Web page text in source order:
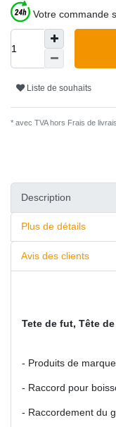
Votre commande
Liste de souhaits
* avec TVA hors Frais de
Description
Plus de détails
Avis des clients
Tete de fut, Tête
- Produits de
- Raccord pour
- Raccordement du